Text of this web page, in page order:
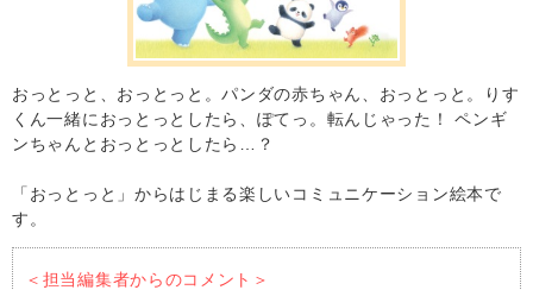
おっとっと、おっとっと。パンダの赤ちゃん、おっとっと。りす
くん一緒におっとっとしたら、ぽてっ。転んじゃった！ ペンギ
ンちゃんとおっとっとしたら…？
「おっとっと」からはじまる楽しいコミュニケーション絵本で
す。
＜担当編集者からのコメント＞